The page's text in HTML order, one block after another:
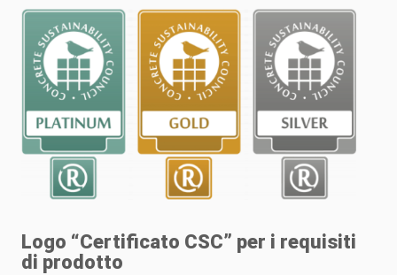
Logo “Certificato CSC” per i requisiti
di prodotto